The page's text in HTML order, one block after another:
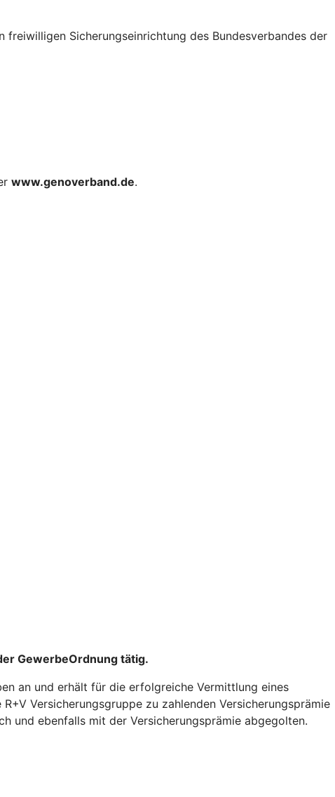
Sicherungseinrichtung des Bundesverbandes der
www.genoverband.de.
GewerbeOrdnung tätig.
an und erhält für die erfolgreiche Vermittlung eines
Versicherungsgruppe zu zahlenden Versicherungsprämie
und ebenfalls mit der Versicherungsprämie abgegolten.